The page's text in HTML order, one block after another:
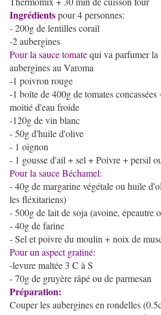
Ingrédientspour 4 personnes:
- 200g de lentilles corail
-2 aubergines
Pour la sauce tomatequi va parfumer la
aubergines au Varoma
-1 poivron rouge
-1 boîte de 400g de tomates
moitié d'eau froide
-120g de vin blanc
- 50g d'huile d'olive
- 1 oignon
- 1 gousse d'ail + sel + Poivre + persil
Pour la sauce Béchamel:
- 40g de margarine végétale ou huile
les fléxitariens)
- 500g de lait de soja (avoine, épeautre
- 40g de farine
- Sel et poivre du moulin +noix de
Pour un aspect gratiné:
-levure maltée 3 C à S
- 70g de gruyère râpé ou de parmesan
Préparation:
Couper les aubergines en rondelles